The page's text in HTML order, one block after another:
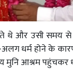
थे और उसी समय
धर्म होने के
आश्रम पहुंचकर धर्म